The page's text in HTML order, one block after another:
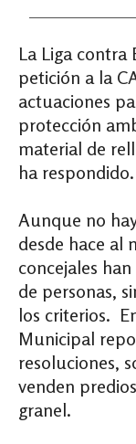
La Liga contra
petición a la
actuaciones
protección
material de
ha respondido.
Aunque no
desde hace al
concejales
de personas,
los criterios.
Municipal
resoluciones,
venden
granel.